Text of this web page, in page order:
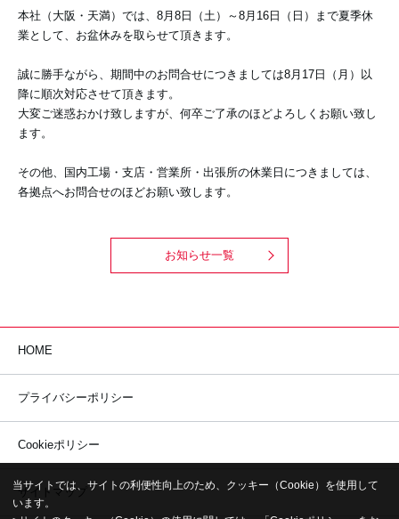
本社（大阪・天満）では、8月8日（土）～8月16日（日）まで夏季休
業として、お盆休みを取らせて頂きます。
誠に勝手ながら、期間中のお問合せにつきましては8月17日（月）以
降に順次対応させて頂きます。
大変ご迷惑おかけ致しますが、何卒ご了承のほどよろしくお願い致し
ます。
その他、国内工場・支店・営業所・出張所の休業日につきましては、
各拠点へお問合せのほどお願い致します。
お知らせ一覧
HOME
プライバシーポリシー
Cookieポリシー
サイトマップ
当サイトでは、サイトの利便性向上のため、クッキー（Cookie）を使用して
います。